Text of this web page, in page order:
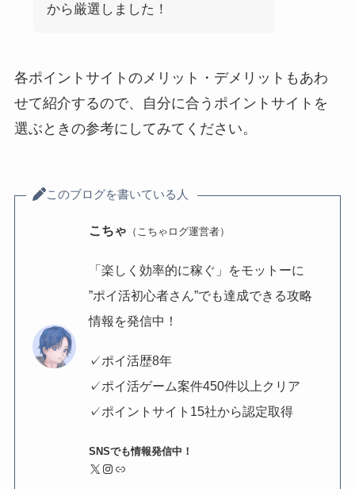
から厳選しました！
各ポイントサイトのメリット・デメリットもあわ
せて紹介するので、自分に合うポイントサイトを
選ぶときの参考にしてみてください。
このブログを書いている人
こちゃ （こちゃログ運営者）
「楽しく効率的に稼ぐ」をモットーに
”ポイ活初心者さん”でも達成できる攻略
情報を発信中！
✓ポイ活歴8年
✓ポイ活ゲーム案件450件以上クリア
✓ポイントサイト15社から認定取得
SNSでも情報発信中！
X Instagram リンク